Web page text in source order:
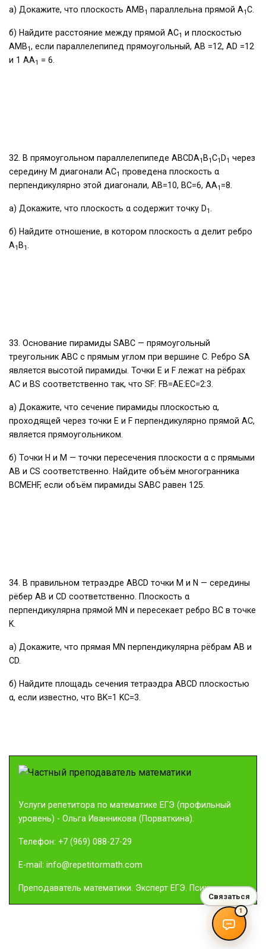
а) Докажите, что плоскость AMB1 параллельна прямой A1C.
б) Найдите расстояние между прямой AC1 и плоскостью
AMB1, если параллелепипед прямоугольный, AB =12, AD =12
и 1 AA1 = 6.
32. В прямоугольном параллелепипеде ABCDA1 B1C1 D1 через
середину M диагонали AC1 проведена плоскость α
перпендикулярно этой диагонали, AB=10, BC=6, AA1 =8.
а) Докажите, что плоскость α содержит точку D1
б) Найдите отношение, в котором плоскость α делит ребро
A1 B1
33. Основание пирамиды SABC — прямоугольный
треугольник АВС с прямым углом при вершине С. Ребро SА
является высотой пирамиды. Точки Е и F лежат на рёбрах
АС и BS соответственно так, что SF: FB=AE:EC=2:3.
а) Докажите, что сечение пирамиды плоскостью α,
проходящей через точки E и F перпендикулярно прямой АС,
является прямоугольником.
б) Точки Н и М — точки пересечения плоскости α с прямыми
АВ и CS соответственно. Найдите объём многогранника
BCMEHF, если объём пирамиды SABC равен 125.
34. В правильном тетраэдре ABCD точки M и N — середины
рёбер AB и CD соответственно. Плоскость α
перпендикулярна прямой MN и пересекает ребро BC в точке
K.
а) Докажите, что прямая MN перпендикулярна рёбрам AB и
CD.
б) Найдите площадь сечения тетраэдра ABCD плоскостью
α, если известно, что BK=1 KC=3.
Услуги репетитора по математике ЕГЭ (профильный
уровень) - Ольга Иванникова (Порваткина).
Телефон: +7 (969) 088-27-29
E-mail: info@repetitormath.com
Преподаватель математики. Эксперт ЕГЭ. Психолог.
Связаться
1